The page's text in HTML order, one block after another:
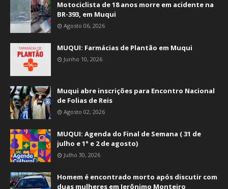
Motociclista de 18 anos morre em acidente na
BR-393, em Muqui
Agosto 06, 2026
MUQUI: Farmácias de Plantão em Muqui
Junho 10, 2026
Muqui abre inscrições para Encontro Nacional
de Folias de Reis
Agosto 02, 2026
MUQUI: Agenda do Final de Semana ( 31 de
julho e 1° e 2 de agosto)
Julho 30, 2026
Homem é encontrado morto após discutir com
duas mulheres em Jerônimo Monteiro